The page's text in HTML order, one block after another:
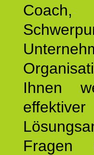
Ihnen
Fragen